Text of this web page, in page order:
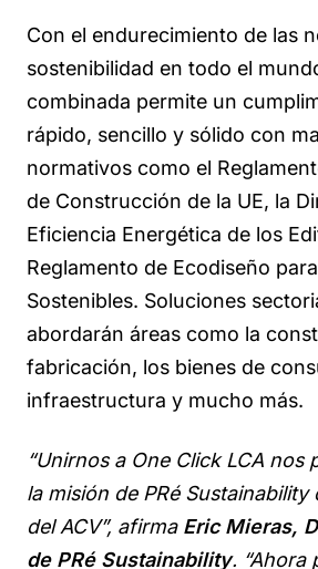
Con el endurecimiento de las
sostenibilidad en todo el
combinada permite un
rápido, sencillo y sólido con
normativos como el
de Construcción de la UE, la
Eficiencia Energética de los
Reglamento de Ecodiseño
Sostenibles. Soluciones
abordarán áreas como la
fabricación, los bienes de
infraestructura y mucho más.
“Unirnos a One Click LCA nos
la misión de PRé Sustainability
del ACV”, afirma Eric Mieras,
de PRé Sustainability. “Ahora